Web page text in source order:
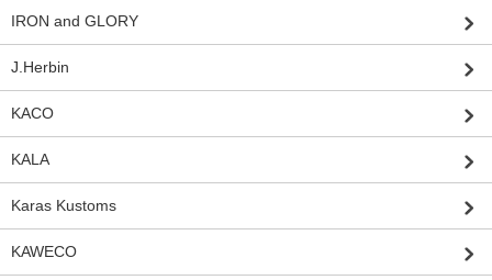
IRON and GLORY
J.Herbin
KACO
KALA
Karas Kustoms
KAWECO